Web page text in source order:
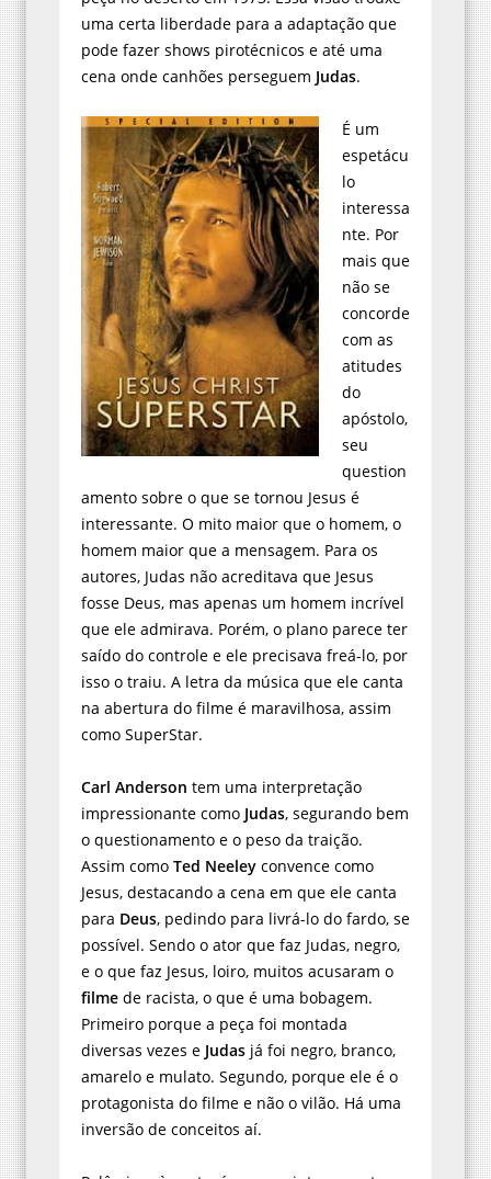
uma certa liberdade para a adaptação que
pode fazer shows pirotécnicos e até uma
cena onde canhões perseguem Judas
É um
espetácu
lo
interessa
nte. Por
mais que
não se
concorde
com as
atitudes
do
apóstolo,
seu
question
amento sobre o que se tornou Jesus é
interessante. O mito maior que o homem, o
homem maior que a mensagem. Para os
autores, Judas não acreditava que Jesus
fosse Deus, mas apenas um homem incrível
que ele admirava. Porém, o plano parece ter
saído do controle e ele precisava freá-lo, por
isso o traiu. A letra da música que ele canta
na abertura do filme é maravilhosa, assim
como SuperStar.
Carl Anderson tem uma interpretação
impressionante como Judas , segurando bem
o questionamento e o peso da traição.
Assim como Ted Neeley convence como
Jesus, destacando a cena em que ele canta
para Deus , pedindo para livrá-lo do fardo, se
possível. Sendo o ator que faz Judas, negro,
e o que faz Jesus, loiro, muitos acusaram o
filme de racista, o que é uma bobagem.
Primeiro porque a peça foi montada
diversas vezes e Judas já foi negro, branco,
amarelo e mulato. Segundo, porque ele é o
protagonista do filme e não o vilão. Há uma
inversão de conceitos aí.